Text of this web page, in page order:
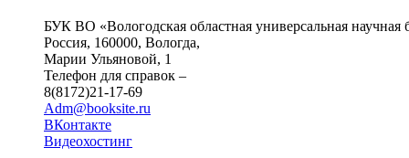
БУК ВО «Вологодская областная универсальная научная
Россия, 160000, Вологда,
Марии Ульяновой, 1
Телефон для справок –
8(8172)21-17-69
Adm@booksite.ru
ВКонтакте
Видеохостинг